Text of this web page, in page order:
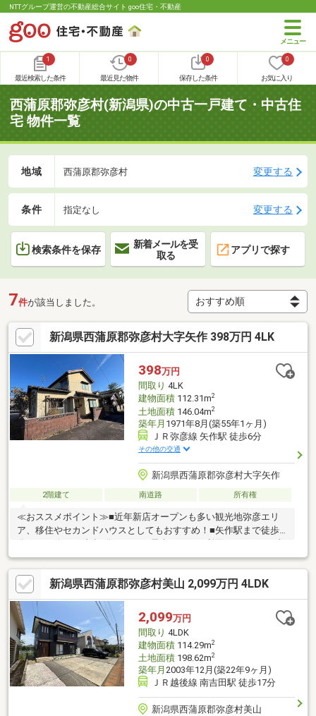
NTTグループ運営の不動産総合サイト goo住宅・不動産
1
最近検索した条件
0
最近見た物件
0
保存した条件
0
お気に入り
西蒲原郡弥彦村(新潟県)の中古一戸建て・中古住
宅 物件一覧
地域 西蒲原郡弥彦村 変更する
条件 指定なし 変更する
検索条件を保存
新着メールを受
取る
アプリで探す
7件が該当しました。
新潟県西蒲原郡弥彦村大字矢作 398万円 4LK
398万円
間取り 4LK
建物面積112.31m2
土地面積146.04m2
築年月 1971年8月(築55年1ヶ月)
ＪＲ弥彦線 矢作駅 徒歩6分
その他の交通
新潟県西蒲原郡弥彦村大字矢作
2階建て 南道路 所有権
≪おススメポイント≫■近年新店オープンも多い観光地弥彦エリ
ア、移住やセカンドハウスとしてもおすすめ！■矢作駅まで徒歩6
たり良好の南西角地、南向きの窓が多く明るいお部屋です■1階和
室はつなげて大広間としても利用が可能■弥彦小学校・弥彦中学
校、周辺保育施設あり■□ローン支払例□■月々 34，866円 ※物
件価格を金利1％・10年で借入した場合
新潟県西蒲原郡弥彦村美山 2,099万円 4LDK
2,099万円
間取り 4LDK
建物面積114.29m2
土地面積198.62m2
築年月 2003年12月(築22年9ヶ月)
ＪＲ越後線 南吉田駅 徒歩17分
新潟県西蒲原郡弥彦村美山